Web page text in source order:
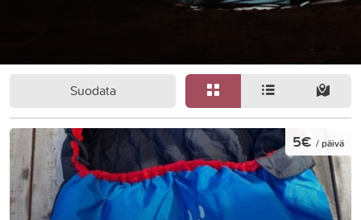
Suodata
5€ / päivä